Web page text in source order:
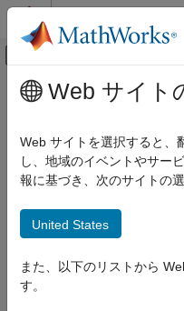
コンテンツへスキップ
オフキャンバ
ドキュメンテーションのホーム
外部言語インターフェイス
必要な API ライブラリへのカスタ
項目一覧
C++ MEX 関数
C MEX 関数
メインコンテンツ
必要な API ラ
ム リンク
MathWorks®では、 mex コ
ンジン アプリケーショ
ビルド スクリプトは、ア
プリケーションをカスタ
Web サイト
Web サイトを選択すると、
し、地域のイベントやサー
報に基づき、次のサイトの
United States
また、以下のリストから
す。